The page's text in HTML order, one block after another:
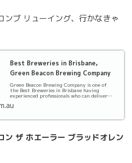
ンブ リューイング、行かなきゃ
Best Breweries in Brisbane,
Green Beacon Brewing Company
Green Beacon Brewing Company is one of
the Best Breweries in Brisbane having
experienced professionals who can deliver
best Beers at...
ン ザ ホエーラー ブラッドオレン